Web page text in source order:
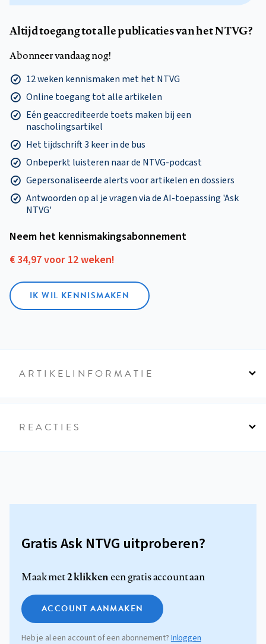
Altijd toegang tot alle publicaties van het NTVG?
Abonneer vandaag nog!
12 weken kennismaken met het NTVG
Online toegang tot alle artikelen
Eén geaccrediteerde toets maken bij een
nascholingsartikel
Het tijdschrift 3 keer in de bus
Onbeperkt luisteren naar de NTVG-podcast
Gepersonaliseerde alerts voor artikelen en dossiers
Antwoorden op al je vragen via de AI-toepassing 'Ask
NTVG'
Neem het kennismakings­abonnement
€ 34,97 voor 12 weken!
IK WIL KENNISMAKEN
ARTIKELINFORMATIE
REACTIES
Gratis Ask NTVG uitproberen?
Maak met2 klikkeneen gratis account aan
ACCOUNT AANMAKEN
Heb je al een account of een abonnement?Inloggen